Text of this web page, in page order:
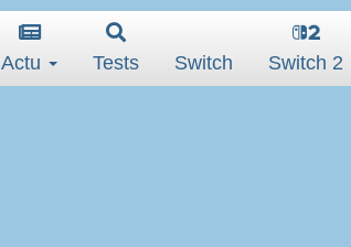
Actu Tests Switch Switch 2